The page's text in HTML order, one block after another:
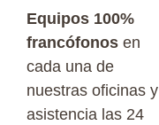
Equipos 100%
francófonos en
cada una de
nuestras oficinas y
asistencia las 24